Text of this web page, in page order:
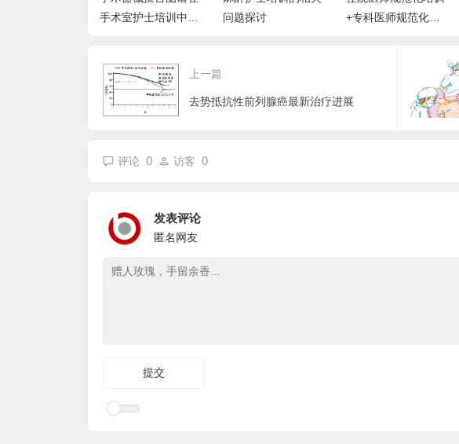
手术室护士培训中的
问题探讨
+专科医师规范化培
上一篇
去势抵抗性前列腺癌最新治疗进展
评论 0 访客 0
发表评论
匿名网友